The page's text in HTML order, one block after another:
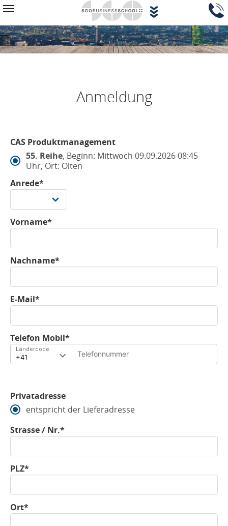
Zum Hauptinhalt springen
Navigationsblock überspringen
Toggle navigation
Anmeldung
CAS Produktmanagement
55. Reihe, Beginn: Mittwoch 09.09.2026 08:45
Uhr, Ort: Olten
Anrede*
Vorname*
Nachname*
E-Mail*
Telefon Mobil*
Ländercode
Privatadresse
entspricht der Lieferadresse
Strasse / Nr.*
PLZ*
Ort*